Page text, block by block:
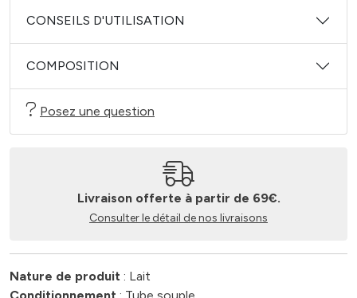
CONSEILS D'UTILISATION
COMPOSITION
Posez une question
Livraison offerte à partir de 69€.
Consulter le détail de nos livraisons
Nature de produit : Lait